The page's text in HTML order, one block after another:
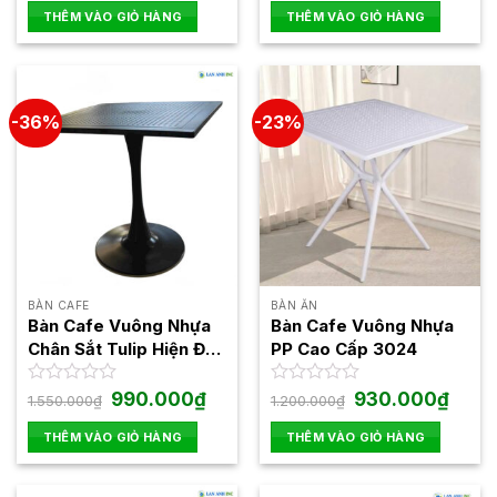
phẩm
hạng
0
5
là:
990.000₫.
tại
là:
850.000₫.
THÊM VÀO GIỎ HÀNG
hạng
0
5
sao
là:
1.350.000₫.
THÊM VÀO GIỎ HÀNG
-36%
BÀN CAFE
Bàn Cafe Vuông Nhựa
Chân Sắt Tulip Hiện Đại
1545FAB
Được
hạng
0
5
1.550.000₫ Giá
gốc
là:
1.550.000₫.
990.000₫Giá
hiện
990.000₫.
THÊM VÀO GIỎ HÀNG
-23%
BÀN ĂN
Bàn Cafe Vuông Nhựa
PP Cao Cấp 3024
Được
hạng
0
5
1.200.000₫ Giá
gốc
là:
1.200.000₫.
930.000₫Giá
hiện
THÊM VÀO GIỎ HÀNG